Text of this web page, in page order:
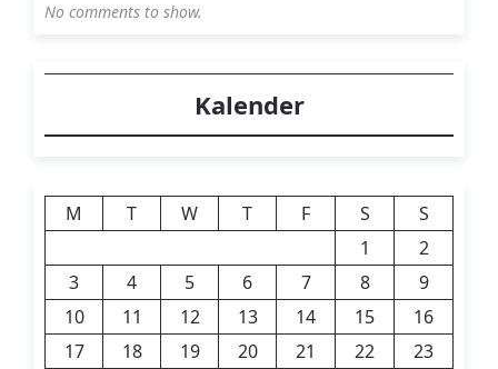
No comments to show.
Kalender
M T W T F S
S
1
2
3
4 5 6 7 8
9
10
11 12 13 14 15
16
17
18 19 20 21 22 23